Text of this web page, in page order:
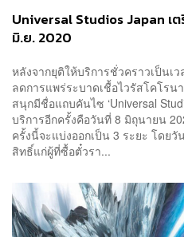
Universal Studios Japan เ
มิ.ย. 2020
หลังจากยุติให้บริการชั่วคราวเป็นเ
ลดการแพร่ระบาดเชื้อไวรัสโคโร
สนุกมีชื่อแถบคันไซ ‘Universal
บริการอีกครั้งคือวันที่ 8 มิถุนายน
ครั้งนี้จะแบ่งออกเป็น 3 ระยะ โดย
สิทธิ์แก่ผู้ที่ซื้อตั๋วรา...